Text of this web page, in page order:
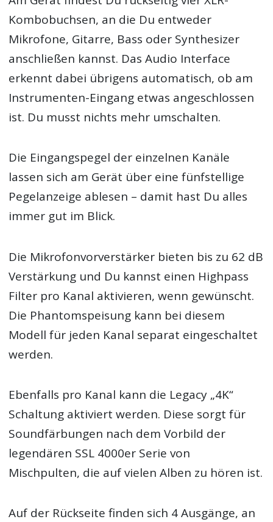
Kombobuchsen, an die Du entweder
Mikrofone, Gitarre, Bass oder Synthesizer
anschließen kannst. Das Audio Interface
erkennt dabei übrigens automatisch, ob am
Instrumenten-Eingang etwas angeschlossen
ist. Du musst nichts mehr umschalten.
Die Eingangspegel der einzelnen Kanäle
lassen sich am Gerät über eine fünfstellige
Pegelanzeige ablesen – damit hast Du alles
immer gut im Blick.
Die Mikrofonvorverstärker bieten bis zu 62 dB
Verstärkung und Du kannst einen Highpass
Filter pro Kanal aktivieren, wenn gewünscht.
Die Phantomspeisung kann bei diesem
Modell für jeden Kanal separat eingeschaltet
werden.
Ebenfalls pro Kanal kann die Legacy „4K“
Schaltung aktiviert werden. Diese sorgt für
Soundfärbungen nach dem Vorbild der
legendären SSL 4000er Serie von
Mischpulten, die auf vielen Alben zu hören ist.
Auf der Rückseite finden sich 4 Ausgänge, an